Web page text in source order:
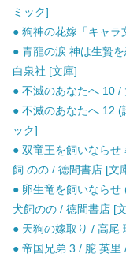
ミック]
● 狗神の花嫁「キャ
● 青龍の涙 神は生贄
白泉社 [文庫]
● 不滅のあなたへ 10 /
● 不滅のあなたへ 12 (
ック]
● 双竜王を飼いならせ
飼 のの / 徳間書店 [文
● 卵生竜を飼いなら
犬飼のの / 徳間書店 [
● 天狗の嫁取り / 高尾
● 帝国兄弟 3 / 舵 英里